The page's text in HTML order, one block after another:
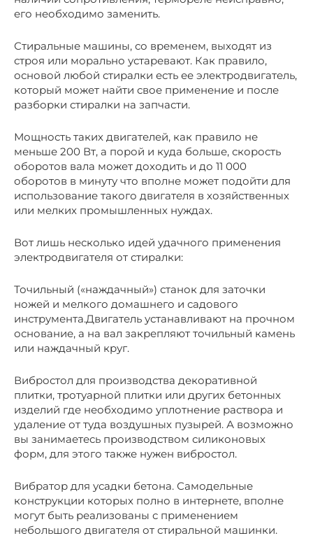
его необходимо заменить.
Стиральные машины, со временем, выходят из
строя или морально устаревают. Как правило,
основой любой стиралки есть ее электродвигатель,
который может найти свое применение и после
разборки стиралки на запчасти.
Мощность таких двигателей, как правило не
меньше 200 Вт, а порой и куда больше, скорость
оборотов вала может доходить и до 11 000
оборотов в минуту что вполне может подойти для
использование такого двигателя в хозяйственных
или мелких промышленных нуждах.
Вот лишь несколько идей удачного применения
электродвигателя от стиралки:
Точильный («наждачный») станок для заточки
ножей и мелкого домашнего и садового
инструмента.Двигатель устанавливают на прочном
основание, а на вал закрепляют точильный камень
или наждачный круг.
Вибростол для производства декоративной
плитки, тротуарной плитки или других бетонных
изделий где необходимо уплотнение раствора и
удаление от туда воздушных пузырей. А возможно
вы занимаетесь производством силиконовых
форм, для этого также нужен вибростол.
Вибратор для усадки бетона. Самодельные
конструкции которых полно в интернете, вполне
могут быть реализованы с применением
небольшого двигателя от стиральной машинки.